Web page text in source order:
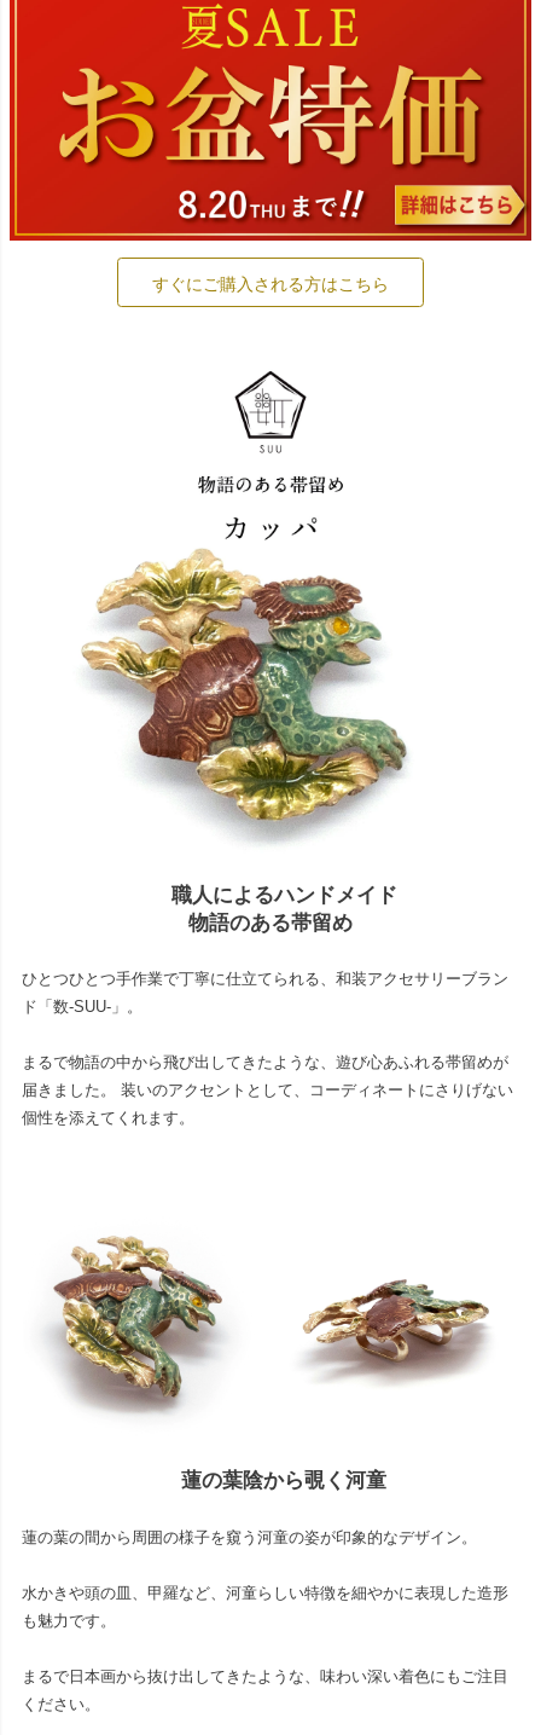
すぐにご購入される方はこちら
職人によるハンドメイド
物語のある帯留め
ひとつひとつ手作業で丁寧に仕立てられる、和装アクセサリーブラン
ド「数-SUU-」。
まるで物語の中から飛び出してきたような、遊び心あふれる帯留めが
届きました。 装いのアクセントとして、コーディネートにさりげない
個性を添えてくれます。
蓮の葉陰から覗く河童
蓮の葉の間から周囲の様子を窺う河童の姿が印象的なデザイン。
水かきや頭の皿、甲羅など、河童らしい特徴を細やかに表現した造形
も魅力です。
まるで日本画から抜け出してきたような、味わい深い着色にもご注目
ください。